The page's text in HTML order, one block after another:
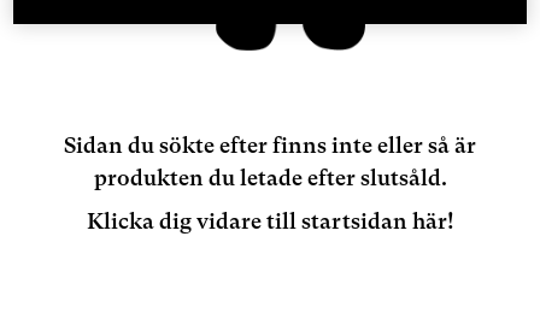
Sidan du sökte efter finns inte eller så är
produkten du letade efter slutsåld.
Klicka dig vidare till startsidan här!